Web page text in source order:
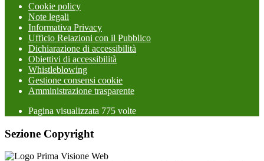
Cookie policy
Note legali
Informativa Privacy
Ufficio Relazioni con il Pubblico
Dichiarazione di accessibilità
Obiettivi di accessibilità
Whistleblowing
Gestione consensi cookie
Amministrazione trasparente
Pagina visualizzata 775 volte
Sezione Copyright